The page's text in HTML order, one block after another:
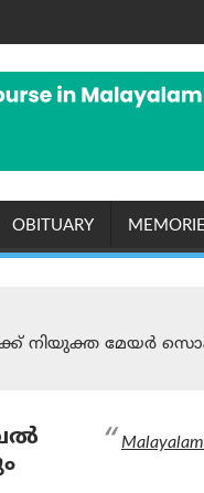
മരുമകൻ
OBITUARY
നിയുക്ത മേയര്‍